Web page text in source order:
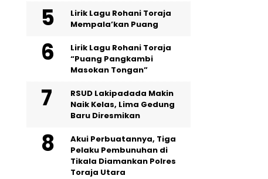
Lirik Lagu Rohani Toraja
Mempala’kan Puang
Lirik Lagu Rohani Toraja
“Puang Pangkambi
Masokan Tongan”
RSUD Lakipadada Makin
Naik Kelas, Lima Gedung
Baru Diresmikan
Akui Perbuatannya, Tiga
Pelaku Pembunuhan di
Tikala Diamankan Polres
Toraja Utara